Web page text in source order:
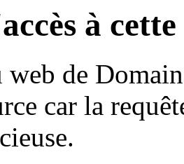
à
web de
car la